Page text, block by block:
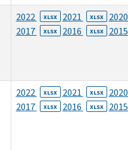
2022 XLSX 2021 XLSX 2020
2017 XLSX 2016 XLSX 2015
2022 XLSX 2021 XLSX 2020
2017 XLSX 2016 XLSX 2015